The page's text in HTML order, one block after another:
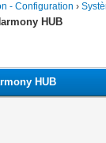
- Configuration ›
HUB
HUB